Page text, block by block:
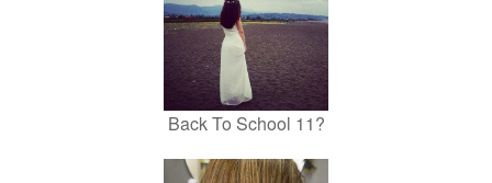
Back To School 11?